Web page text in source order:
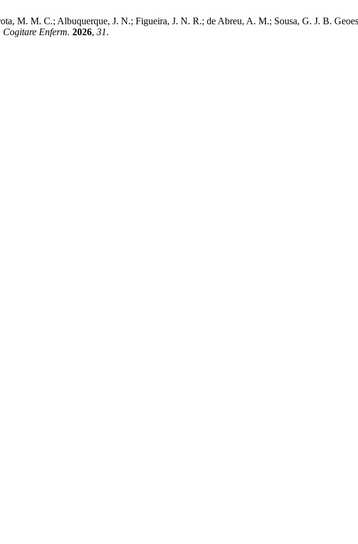
M. M. C.; Albuquerque, J. N.; Figueira, J. N. R.; de Abreu, A. M.; Sousa, G. J. B.
Cogitare Enferm. 2026, 31.